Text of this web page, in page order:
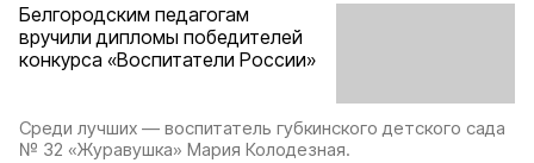
Белгородским педагогам
вручили дипломы победителей
конкурса «Воспитатели России»
Среди лучших — воспитатель губкинского детского сада
№ 32 «Журавушка» Мария Колодезная.